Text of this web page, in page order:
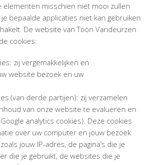
elementen misschien niet mooi zullen
bepaalde applicaties niet kan gebruiken
De website van Toon Vandeurzen
cookies:
zij vergemakkelijken en
website bezoek en uw
(van derde partijen): zij verzamelen
van onze website te evalueren en
analytics cookies). Deze cookies
over uw computer en jouw bezoek
jouw IP-adres, de pagina’s die je
die je gebruikt, de websites die je